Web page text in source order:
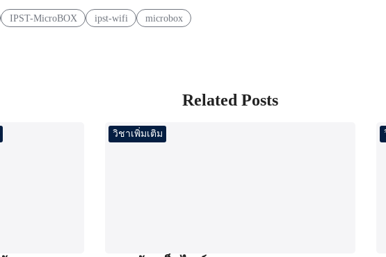
IPST-MicroBOX ipst-wifi microbox
Related Posts
วิชาเพิ่มเติม